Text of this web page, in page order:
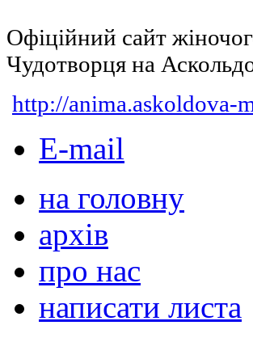
Офіційний сайт
Чудотворця на
http://anima.askoldova-
E-mail
на головну
архів
про нас
написати листа